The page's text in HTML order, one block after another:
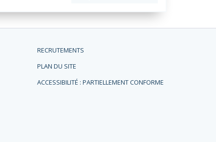
RECRUTEMENTS
PLAN DU SITE
ACCESSIBILITÉ : PARTIELLEMENT CONFORME